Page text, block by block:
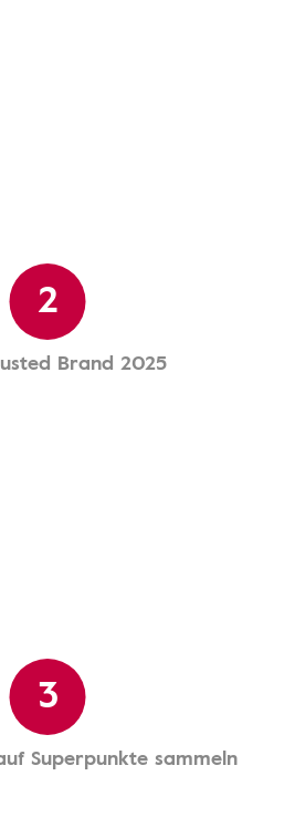
2
Brand 2025
3
Superpunkte sammeln